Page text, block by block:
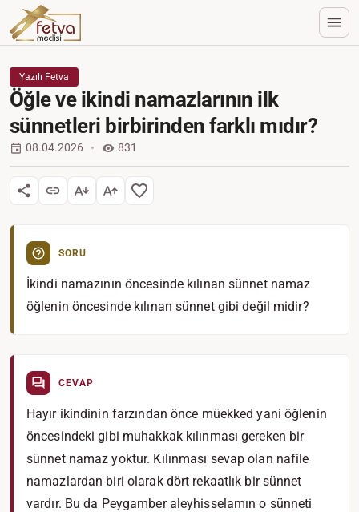
Yazılı Fetva
Öğle ve ikindi namazlarının ilk
sünnetleri birbirinden farklı mıdır?
08.04.2026 831
SORU
İkindi namazının öncesinde kılınan sünnet namaz
öğlenin öncesinde kılınan sünnet gibi değil midir?
CEVAP
Hayır ikindinin farzından önce müekked yani öğlenin
öncesindeki gibi muhakkak kılınması gereken bir
sünnet namaz yoktur. Kılınması sevap olan nafile
namazlardan biri olarak dört rekaatlık bir sünnet
vardır. Bu da Peygamber aleyhisselamın o sünneti